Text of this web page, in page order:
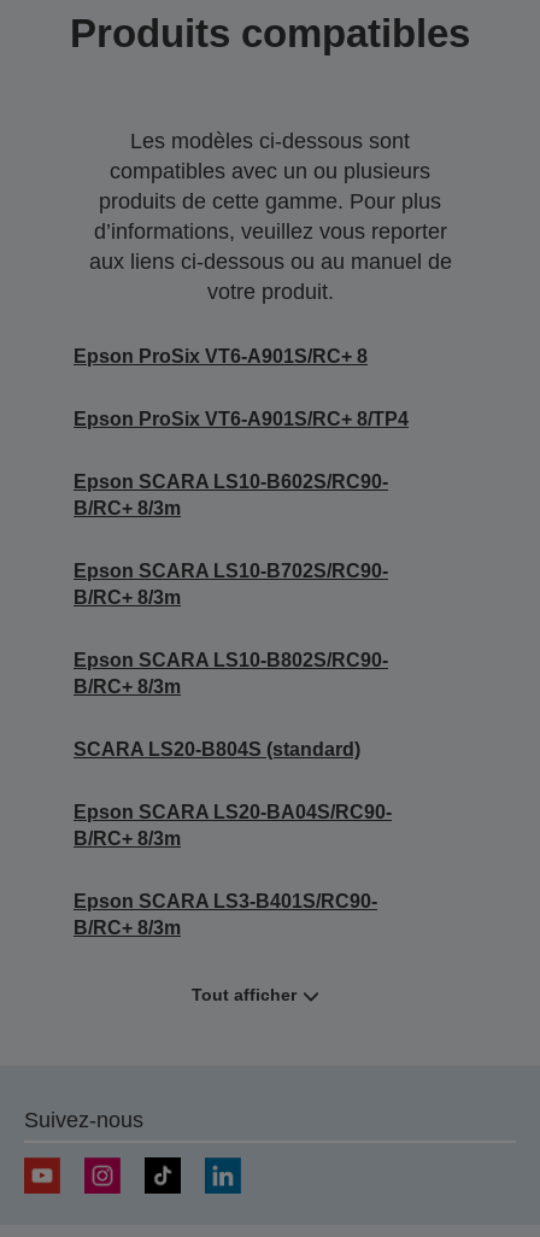
Produits compatibles
Les modèles ci-dessous sont
compatibles avec un ou plusieurs
produits de cette gamme. Pour plus
d’informations, veuillez vous reporter
aux liens ci-dessous ou au manuel de
votre produit.
Epson ProSix VT6-A901S/RC+ 8
Epson ProSix VT6-A901S/RC+ 8/TP4
Epson SCARA LS10-B602S/RC90-
B/RC+ 8/3m
Epson SCARA LS10-B702S/RC90-
B/RC+ 8/3m
Epson SCARA LS10-B802S/RC90-
B/RC+ 8/3m
SCARA LS20-B804S (standard)
Epson SCARA LS20-BA04S/RC90-
B/RC+ 8/3m
Epson SCARA LS3-B401S/RC90-
B/RC+ 8/3m
Tout afficher
Suivez-nous